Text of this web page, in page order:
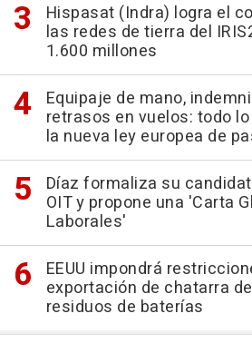
Hispasat (Indra) logra el
las redes de tierra del
1.600 millones
Equipaje de mano,
retrasos en vuelos: todo
la nueva ley europea de
Díaz formaliza su
OIT y propone una 'Carta
Laborales'
EEUU impondrá
exportación de chatarra
residuos de baterías